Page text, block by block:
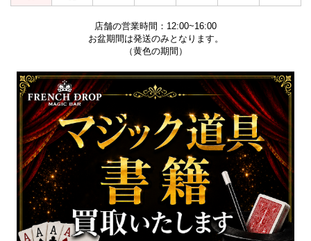
店舗の営業時間：12:00~16:00
お盆期間は発送のみとなります。
（黄色の期間）